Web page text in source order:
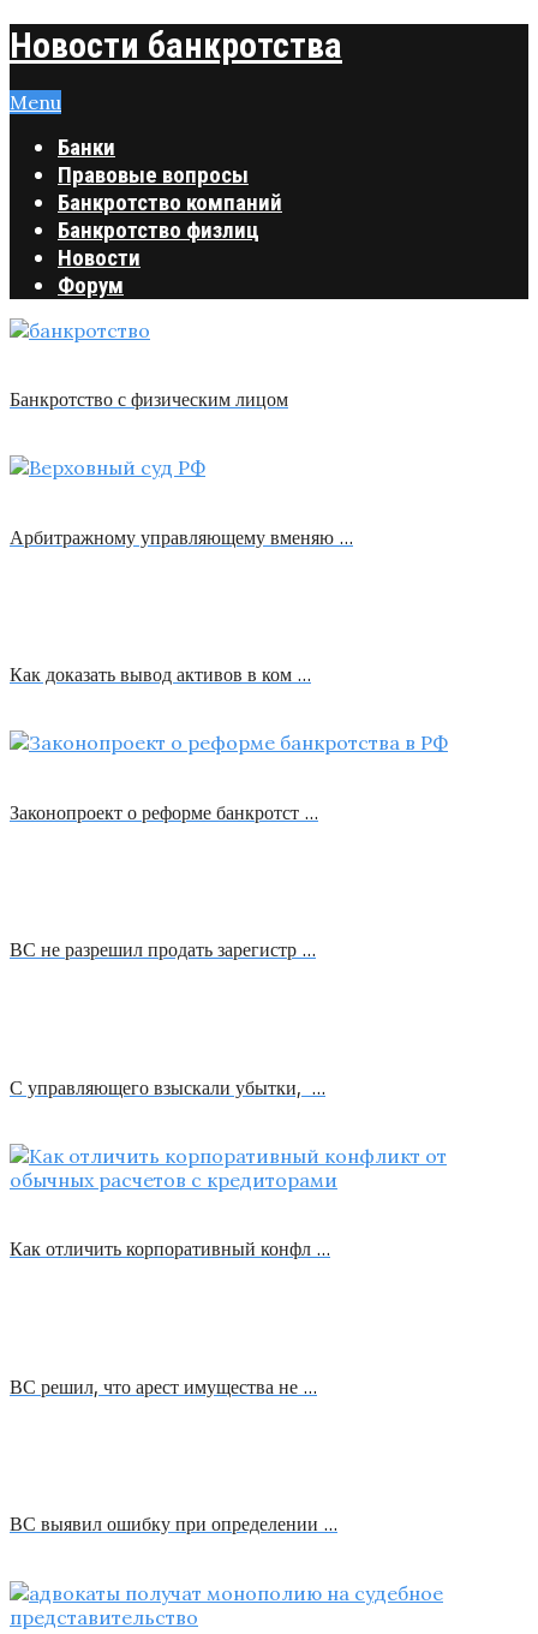
Новости банкротства
Menu
Банки
Правовые вопросы
Банкротство компаний
Банкротство физлиц
Новости
Форум
Банкротство с физическим лицом
Арбитражному управляющему вменяю …
Как доказать вывод активов в ком …
Законопроект о реформе банкротст …
ВС не разрешил продать зарегистр …
С управляющего взыскали убытки, …
Как отличить корпоративный конфл …
ВС решил, что арест имущества не …
ВС выявил ошибку при определении …